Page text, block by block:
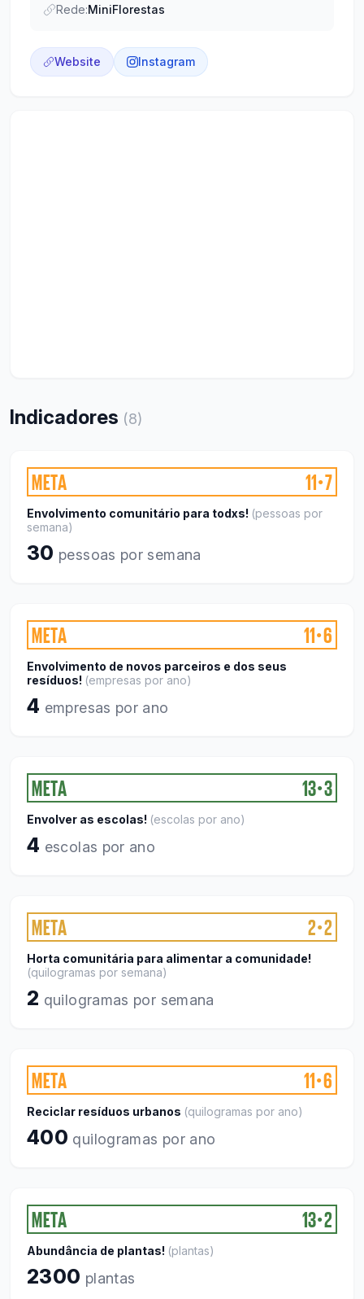
Rede:MiniFlorestas
Website Instagram
Indicadores (8)
META 11 ●7
Envolvimento comunitário para todxs! (pessoas por
semana)
30 pessoas por semana
META 11 ●6
Envolvimento de novos parceiros e dos seus
resíduos! (empresas por ano)
4 empresas por ano
META 13●3
Envolver as escolas! (escolas por ano)
4 escolas por ano
META 2 ●2
Horta comunitária para alimentar a comunidade!
(quilogramas por semana)
2 quilogramas por semana
META 11 ●6
Reciclar resíduos urbanos (quilogramas por ano)
400 quilogramas por ano
META 13●2
Abundância de plantas! (plantas)
2300 plantas